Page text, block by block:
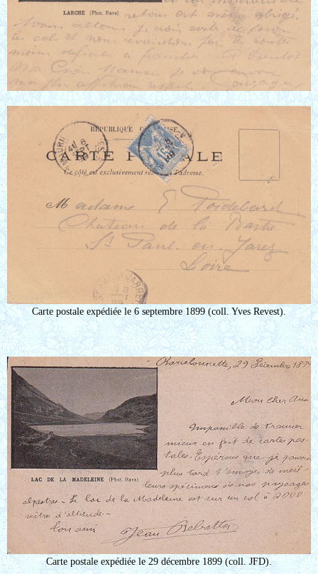
Carte postale expédiée le 6 septembre 1899 (coll. Yves Revest).
Carte postale expédiée le 29 décembre 1899 (coll. JFD).